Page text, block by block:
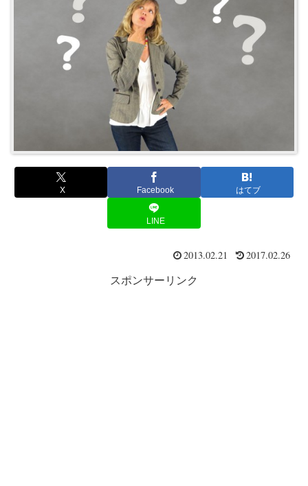
X Facebook はてブ
LINE
2013.02.21 2017.02.26
スポンサーリンク